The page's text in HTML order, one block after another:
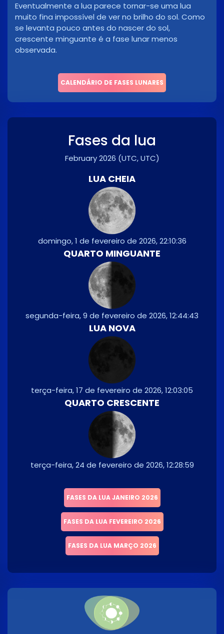
Eventualmente a lua parece tornar-se uma lua
muito fina impossível de ver no brilho do sol. Como
se levanta pouco antes do nascer do sol,
crescente minguante é a fase lunar menos
observada.
CALENDÁRIO DE FASES LUNARES
Fases da lua
February 2026 (UTC, UTC)
LUA CHEIA
domingo, 1 de fevereiro de 2026, 22:10:36
QUARTO MINGUANTE
segunda-feira, 9 de fevereiro de 2026, 12:44:43
LUA NOVA
terça-feira, 17 de fevereiro de 2026, 12:03:05
QUARTO CRESCENTE
terça-feira, 24 de fevereiro de 2026, 12:28:59
FASES DA LUA JANEIRO 2026
FASES DA LUA FEVEREIRO 2026
FASES DA LUA MARÇO 2026